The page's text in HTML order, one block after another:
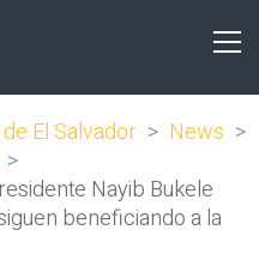
El Salvador > News >
>
Nayib Bukele
beneficiando a la